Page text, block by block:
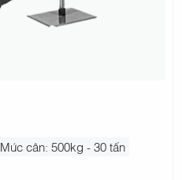
Mức cân: 500kg - 30 tấn